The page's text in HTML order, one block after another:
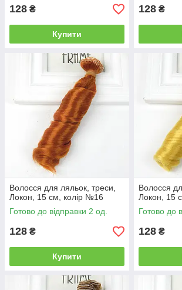
128 ₴
Купити
128 ₴
Волосся для ляльок, треси,
Локон, 15 см, колір №16
Готово до відправки 2 од.
128 ₴
Купити
Волосся
Локон, 15
Готово до
128 ₴